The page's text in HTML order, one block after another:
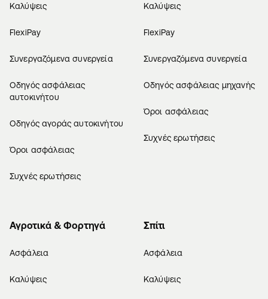
Καλύψεις
FlexiPay
Συνεργαζόμενα συνεργεία
Οδηγός ασφάλειας
αυτοκινήτου
Οδηγός αγοράς αυτοκινήτου
Όροι ασφάλειας
Συχνές ερωτήσεις
Καλύψεις
FlexiPay
Συνεργαζόμενα συνεργεία
Οδηγός ασφάλειας μηχανής
Όροι ασφάλειας
Συχνές ερωτήσεις
Αγροτικά & Φορτηγά
Ασφάλεια
Καλύψεις
Σπίτι
Ασφάλεια
Καλύψεις